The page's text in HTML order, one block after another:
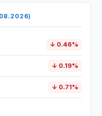
↓ 0.46%
↓ 0.19%
↓ 0.71%